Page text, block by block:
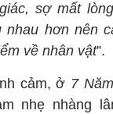
sợ mất
nhau hơn nên
về nhân vật”.
cảm, ở 7
nhẹ nhàng